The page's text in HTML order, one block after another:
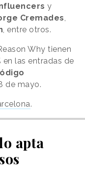
y
Cremades,
, entre otros.
Why tienen
en las entradas de
de mayo.
.
apta